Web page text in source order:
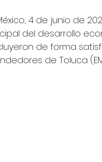
4 de junio de
del desarrollo
de forma
de Toluca